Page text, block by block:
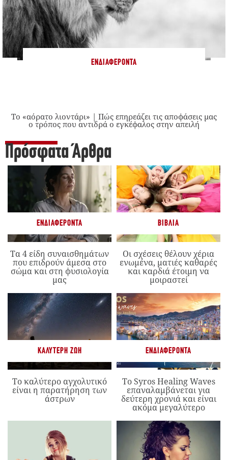
ΕΝΔΙΑΦΈΡΟΝΤΑ
Το «αόρατο λιοντάρι» | Πώς επηρεάζει τις αποφάσεις μας
ο τρόπος που αντιδρά ο εγκέφαλος στην απειλή
Πρόσφατα Άρθρα
ΕΝΔΙΑΦΈΡΟΝΤΑ
Τα 4 είδη συναισθημάτων
που επιδρούν άμεσα στο
σώμα και στη φυσιολογία
μας
ΒΙΒΛΊΑ
Οι σχέσεις θέλουν χέρια
ενωμένα, ματιές καθαρές
και καρδιά έτοιμη να
μοιραστεί
ΚΑΛΎΤΕΡΗ ΖΩΉ
Το καλύτερο αγχολυτικό
είναι η παρατήρηση των
άστρων
ΕΝΔΙΑΦΈΡΟΝΤΑ
Το Syros Healing Waves
επαναλαμβάνεται για
δεύτερη χρονιά και είναι
ακόμα μεγαλύτερο